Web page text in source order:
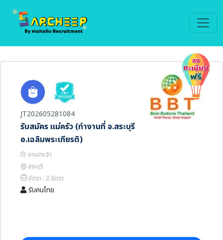
JT202605281084
รับสมัคร แม่ครัว (ทำงานที่ จ.สระบุรี
อ.เฉลิมพระเกียรติ)
งานประจำ
สระบุรี
อัตรา : 2 อัตรา
รับคนไทย